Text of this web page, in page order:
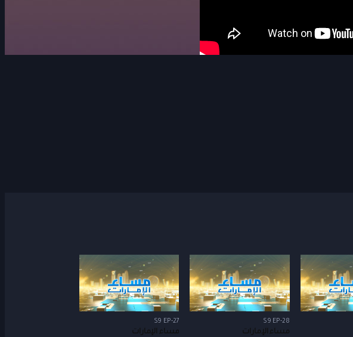
S9 EP-28
مساء الإمارات
S9 EP-27
مساء الإمارات